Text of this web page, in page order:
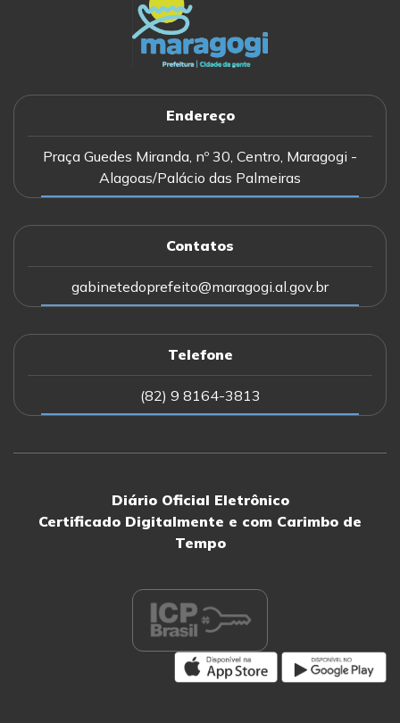
Endereço
Praça Guedes Miranda, nº 30, Centro, Maragogi -
Alagoas/Palácio das Palmeiras
Contatos
gabinetedoprefeito@maragogi.al.gov.br
Telefone
(82) 9 8164-3813
Diário Oficial Eletrônico
Certificado Digitalmente e com Carimbo de
Tempo